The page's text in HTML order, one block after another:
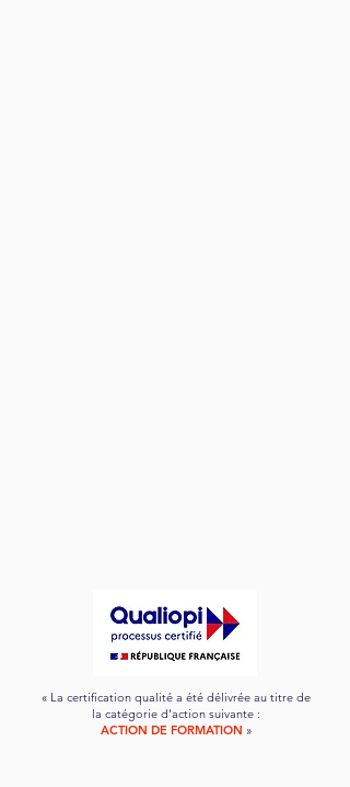
« La certification qualité a été délivrée au titre de
la catégorie d'action suivante :
ACTION DE FORMATION »